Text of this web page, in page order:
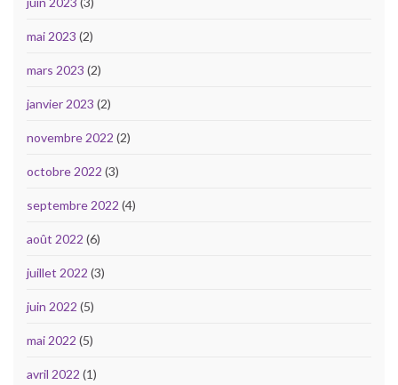
mai 2023 (2)
mars 2023 (2)
janvier 2023 (2)
novembre 2022 (2)
octobre 2022 (3)
septembre 2022 (4)
août 2022 (6)
juillet 2022 (3)
juin 2022 (5)
mai 2022 (5)
avril 2022 (1)